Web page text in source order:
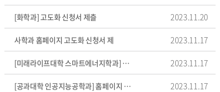
[화학과] 고도화 신청서 제츨 2023.11.20
사학과 홈페이지 고도화 신청서 제 2023.11.17
[미래라이프대학 스마트에너지학과] 홈페이지 개선사항 2023.11.17
[공과대학 인공지능공학과] 홈페이지 개선사항 2023.11.17